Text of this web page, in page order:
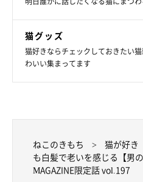
猫グッズ
猫好きならチェックしておきたい
わいい集まってます
ねこのきもち 猫が好き
も白髪で老いを感じる【男
MAGAZINE限定話 vol.197